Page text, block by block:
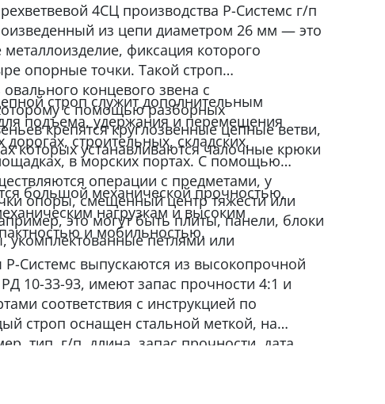
4СЦ производства Р-Системс г/п
из цепи диаметром 26 мм — это
фиксация которого
опорные точки. Такой строп
овального концевого звена с
с помощью разборных
крепятся круглозвенные цепные ветви,
которых устанавливаются чалочные крюки
строп служит дополнительным
подъема, удержания и перемещения
строительных, складских,
в морских портах. С помощью
операции с предметами, у
опоры, смещенный центр тяжести или
это могут быть плиты, панели, блоки
укомплектованные петлями или
большой механической прочностью,
нагрузкам и высоким
и мобильностью.
Системс выпускаются из высокопрочной
РД 10-33-93, имеют запас прочности 4:1 и
соответствия с инструкцией по
строп оснащен стальной меткой, на
тип, г/п, длина, запас прочности, дата
производителя.